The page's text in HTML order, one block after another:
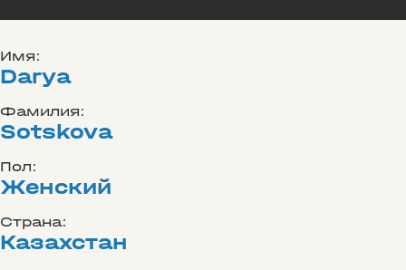
Имя:
Darya
Фамилия:
Sotskova
Пол:
Женский
Страна:
Казахстан